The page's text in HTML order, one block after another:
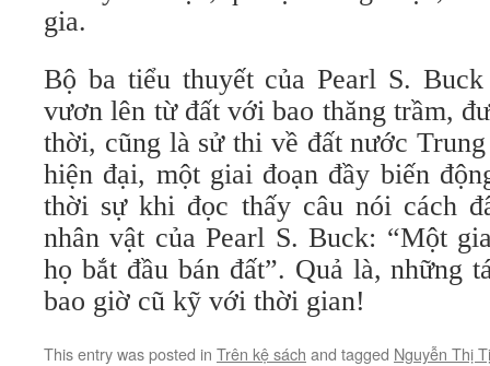
gia.
Bộ ba tiểu thuyết của Pearl S.
vươn lên từ đất với bao thăng trầm,
thời, cũng là sử thi về đất nước
hiện đại, một giai đoạn đầy biến
thời sự khi đọc thấy câu nói cách
nhân vật của Pearl S. Buck: “Một
họ bắt đầu bán đất”. Quả là, những
bao giờ cũ kỹ với thời gian!
This entry was posted in Trên kệ sách and tagged Nguyễn Thị